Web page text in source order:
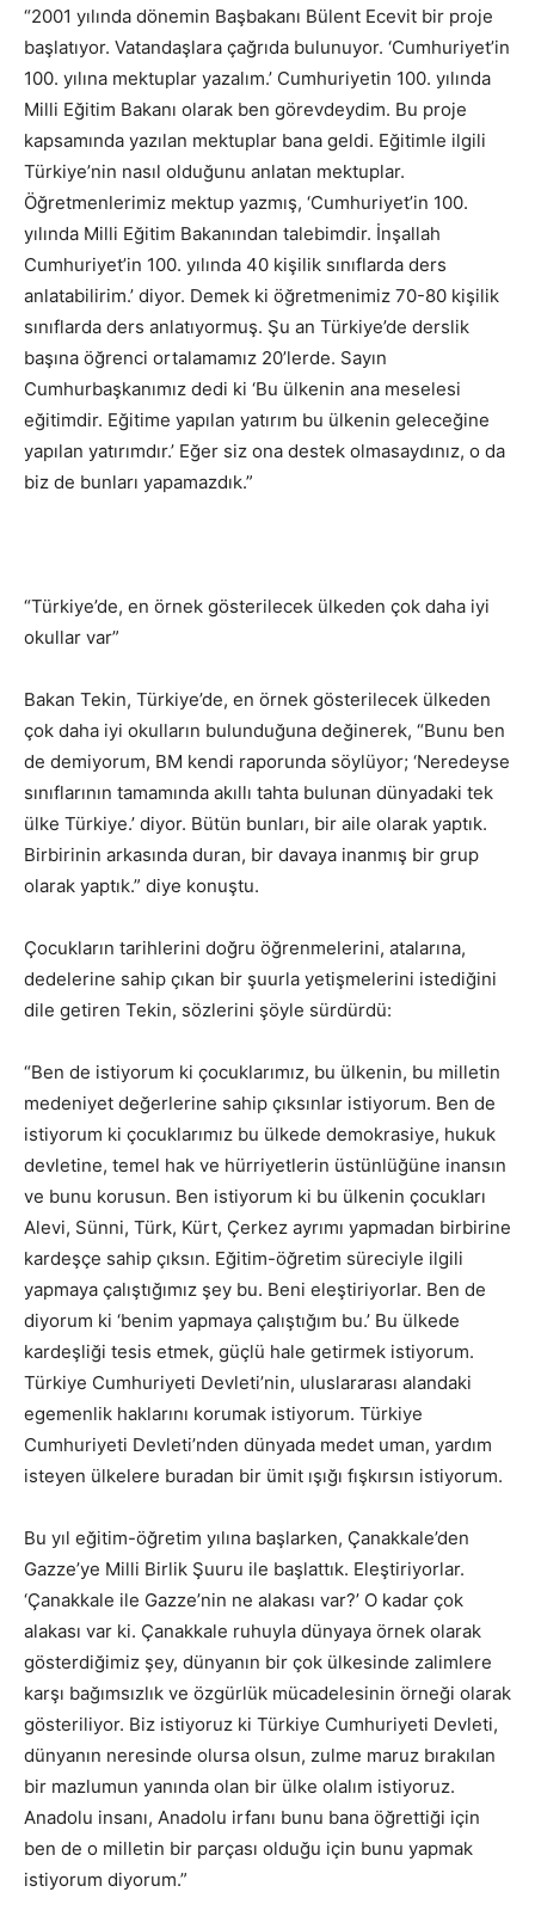
“2001 yılında dönemin Başbakanı Bülent Ecevit bir proje
başlatıyor. Vatandaşlara çağrıda bulunuyor. ‘Cumhuriyet’in
100. yılına mektuplar yazalım.’ Cumhuriyetin 100. yılında
Milli Eğitim Bakanı olarak ben görevdeydim. Bu proje
kapsamında yazılan mektuplar bana geldi. Eğitimle ilgili
Türkiye’nin nasıl olduğunu anlatan mektuplar.
Öğretmenlerimiz mektup yazmış, ‘Cumhuriyet’in 100.
yılında Milli Eğitim Bakanından talebimdir. İnşallah
Cumhuriyet’in 100. yılında 40 kişilik sınıflarda ders
anlatabilirim.’ diyor. Demek ki öğretmenimiz 70-80 kişilik
sınıflarda ders anlatıyormuş. Şu an Türkiye’de derslik
başına öğrenci ortalamamız 20’lerde. Sayın
Cumhurbaşkanımız dedi ki ‘Bu ülkenin ana meselesi
eğitimdir. Eğitime yapılan yatırım bu ülkenin geleceğine
yapılan yatırımdır.’ Eğer siz ona destek olmasaydınız, o da
biz de bunları yapamazdık.”
“Türkiye’de, en örnek gösterilecek ülkeden çok daha iyi
okullar var”
Bakan Tekin, Türkiye’de, en örnek gösterilecek ülkeden
çok daha iyi okulların bulunduğuna değinerek, “Bunu ben
de demiyorum, BM kendi raporunda söylüyor; ‘Neredeyse
sınıflarının tamamında akıllı tahta bulunan dünyadaki tek
ülke Türkiye.’ diyor. Bütün bunları, bir aile olarak yaptık.
Birbirinin arkasında duran, bir davaya inanmış bir grup
olarak yaptık.” diye konuştu.
Çocukların tarihlerini doğru öğrenmelerini, atalarına,
dedelerine sahip çıkan bir şuurla yetişmelerini istediğini
dile getiren Tekin, sözlerini şöyle sürdürdü:
“Ben de istiyorum ki çocuklarımız, bu ülkenin, bu milletin
medeniyet değerlerine sahip çıksınlar istiyorum. Ben de
istiyorum ki çocuklarımız bu ülkede demokrasiye, hukuk
devletine, temel hak ve hürriyetlerin üstünlüğüne inansın
ve bunu korusun. Ben istiyorum ki bu ülkenin çocukları
Alevi, Sünni, Türk, Kürt, Çerkez ayrımı yapmadan birbirine
kardeşçe sahip çıksın. Eğitim-öğretim süreciyle ilgili
yapmaya çalıştığımız şey bu. Beni eleştiriyorlar. Ben de
diyorum ki ‘benim yapmaya çalıştığım bu.’ Bu ülkede
kardeşliği tesis etmek, güçlü hale getirmek istiyorum.
Türkiye Cumhuriyeti Devleti’nin, uluslararası alandaki
egemenlik haklarını korumak istiyorum. Türkiye
Cumhuriyeti Devleti’nden dünyada medet uman, yardım
isteyen ülkelere buradan bir ümit ışığı fışkırsın istiyorum.
Bu yıl eğitim-öğretim yılına başlarken, Çanakkale’den
Gazze’ye Milli Birlik Şuuru ile başlattık. Eleştiriyorlar.
‘Çanakkale ile Gazze’nin ne alakası var?’ O kadar çok
alakası var ki. Çanakkale ruhuyla dünyaya örnek olarak
gösterdiğimiz şey, dünyanın bir çok ülkesinde zalimlere
karşı bağımsızlık ve özgürlük mücadelesinin örneği olarak
gösteriliyor. Biz istiyoruz ki Türkiye Cumhuriyeti Devleti,
dünyanın neresinde olursa olsun, zulme maruz bırakılan
bir mazlumun yanında olan bir ülke olalım istiyoruz.
Anadolu insanı, Anadolu irfanı bunu bana öğrettiği için
ben de o milletin bir parçası olduğu için bunu yapmak
istiyorum diyorum.”